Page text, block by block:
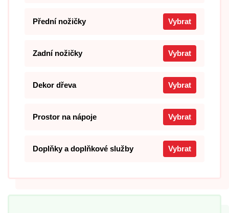
Přední nožičky Vybrat
Zadní nožičky Vybrat
Dekor dřeva Vybrat
Prostor na nápoje Vybrat
Doplňky a doplňkové služby Vybrat